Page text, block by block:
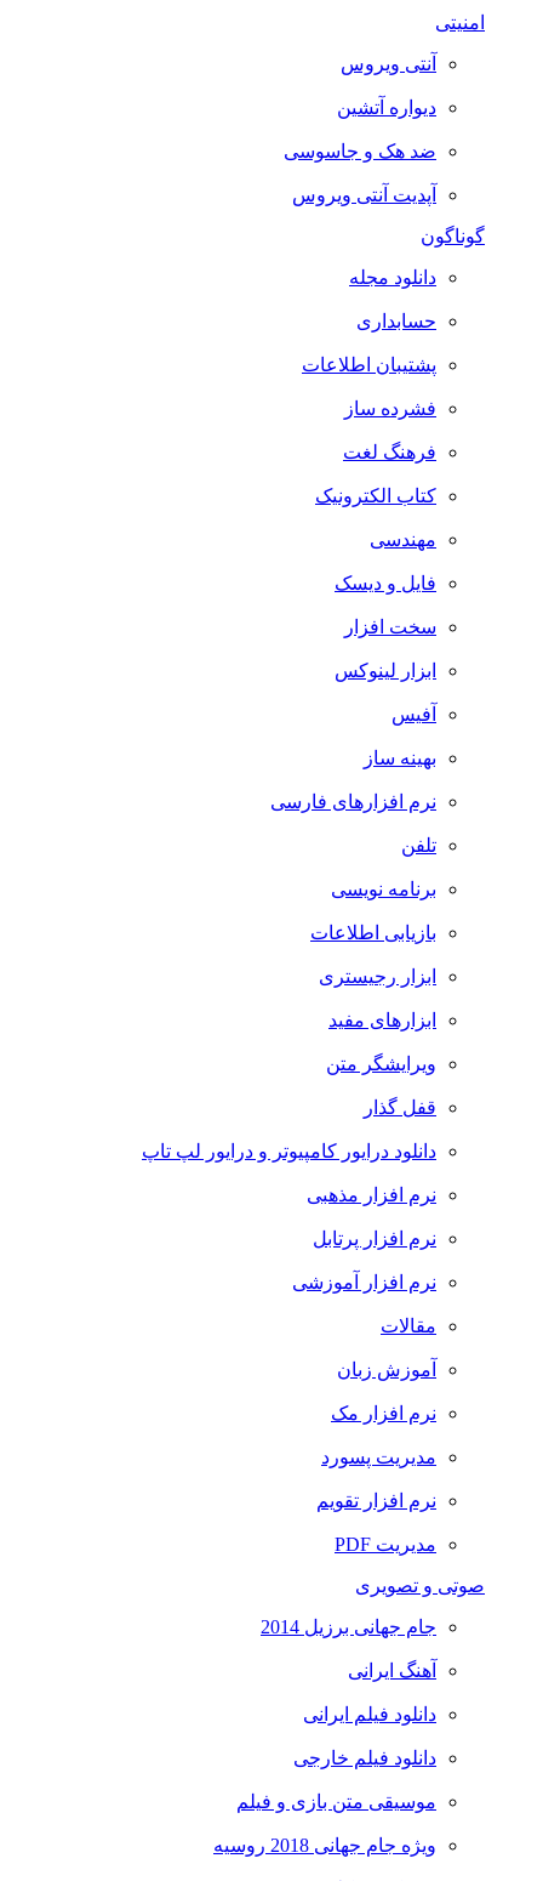
امنیتی
آنتی ویروس
دیواره آتشین
ضد هک و جاسوسی
آپدیت آنتی ویروس
گوناگون
دانلود مجله
حسابداری
پشتیبان اطلاعات
فشرده ساز
فرهنگ لغت
کتاب الکترونیک
مهندسی
فایل و دیسک
سخت افزار
ابزار لینوکس
آفیس
بهینه ساز
نرم افزارهای فارسی
تلفن
برنامه نویسی
بازیابی اطلاعات
ابزار رجیستری
ابزارهای مفید
ویرایشگر متن
قفل گذار
دانلود درایور کامپیوتر و درایور لپ تاپ
نرم افزار مذهبی
نرم افزار پرتابل
نرم افزار آموزشی
مقالات
آموزش زبان
نرم افزار مک
مدیریت پسورد
نرم افزار تقویم
مدیریت PDF
صوتی و تصویری
جام جهانی برزیل 2014
آهنگ ایرانی
دانلود فیلم ایرانی
دانلود فیلم خارجی
موسیقی متن بازی و فیلم
ویژه جام جهانی 2018 روسیه